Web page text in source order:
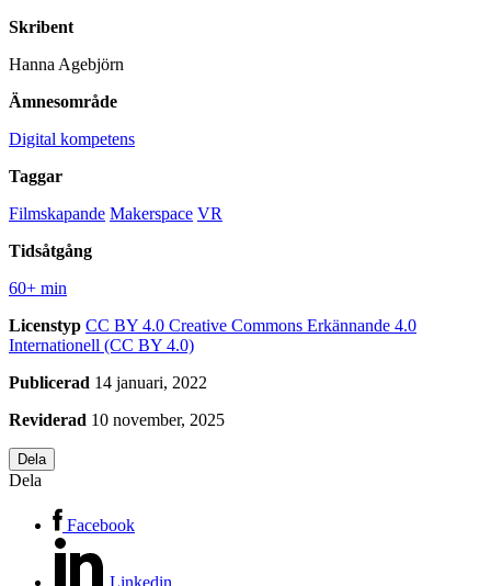
Skribent
Hanna Agebjörn
Ämnesområde
Digital kompetens
Taggar
Filmskapande Makerspace VR
Tidsåtgång
60+ min
Licenstyp CC BY 4.0 Creative Commons Erkännande 4.0
Internationell (CC BY 4.0)
Publicerad 14 januari, 2022
Reviderad 10 november, 2025
Dela
Dela
Facebook
Linkedin